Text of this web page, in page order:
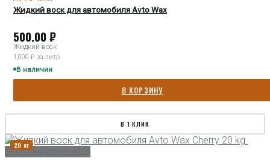
Жидкий воск для автомобиля Avto Wax
500.00 ₽
Жидкий воск
1,000 ₽ за литр
В наличии
В КОРЗИНУ
В 1 КЛИК
20 кг
Быстрый просмотр